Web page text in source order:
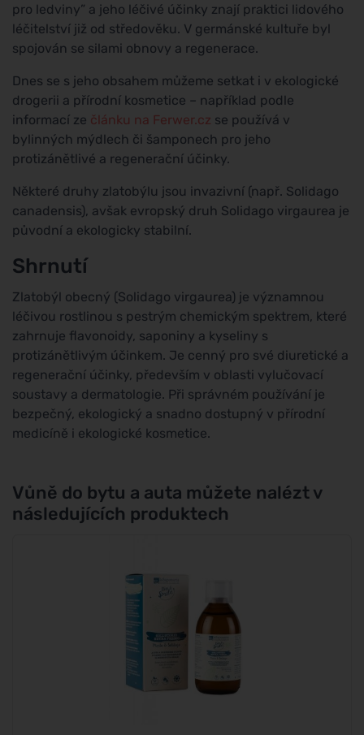
pro ledviny” a jeho léčivé účinky znají praktici lidového
léčitelství již od středověku. V germánské kultuře byl
spojován se silami obnovy a regenerace.
Dnes se s jeho obsahem můžeme setkat i v ekologické
drogerii a přírodní kosmetice – například podle
informací ze článku na Ferwer.cz se používá v
bylinných mýdlech či šamponech pro jeho
protizánětlivé a regenerační účinky.
Některé druhy zlatobýlu jsou invazivní (např. Solidago
canadensis), avšak evropský druh Solidago virgaurea je
původní a ekologicky stabilní.
Shrnutí
Zlatobýl obecný (Solidago virgaurea) je významnou
léčivou rostlinou s pestrým chemickým spektrem, které
zahrnuje flavonoidy, saponiny a kyseliny s
protizánětlivým účinkem. Je cenný pro své diuretické a
regenerační účinky, především v oblasti vylučovací
soustavy a dermatologie. Při správném používání je
bezpečný, ekologický a snadno dostupný v přírodní
medicíně i ekologické kosmetice.
Vůně do bytu a auta můžete nalézt v
následujících produktech